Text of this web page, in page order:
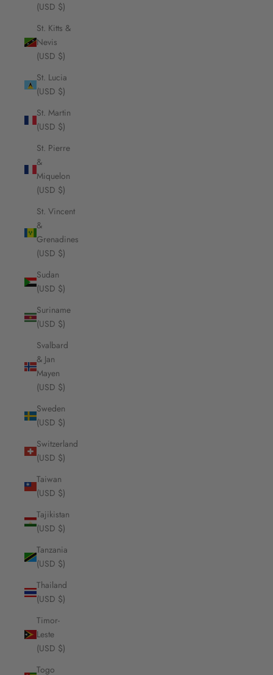
(USD $)
St. Kitts &
Nevis
(USD $)
St. Lucia
(USD $)
St. Martin
(USD $)
St. Pierre
&
Miquelon
(USD $)
St. Vincent
&
Grenadines
(USD $)
Sudan
(USD $)
Suriname
(USD $)
Svalbard
& Jan
Mayen
(USD $)
Sweden
(USD $)
Switzerland
(USD $)
Taiwan
(USD $)
Tajikistan
(USD $)
Tanzania
(USD $)
Thailand
(USD $)
Timor-
Leste
(USD $)
Togo